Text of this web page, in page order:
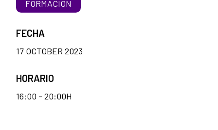
FORMACIÓN
FECHA
17 OCTOBER 2023
HORARIO
16:00 - 20:00H